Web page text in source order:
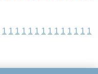
1 1 1 1 1 1 1 1 1 1 1 1 1 1